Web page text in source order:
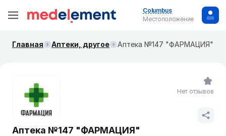
Columbus
Местоположение
Главная Аптеки, другое Аптека №147 "ФАРМАЦИЯ"
Аптека №147 "ФАРМАЦИЯ"
Нет отзывов